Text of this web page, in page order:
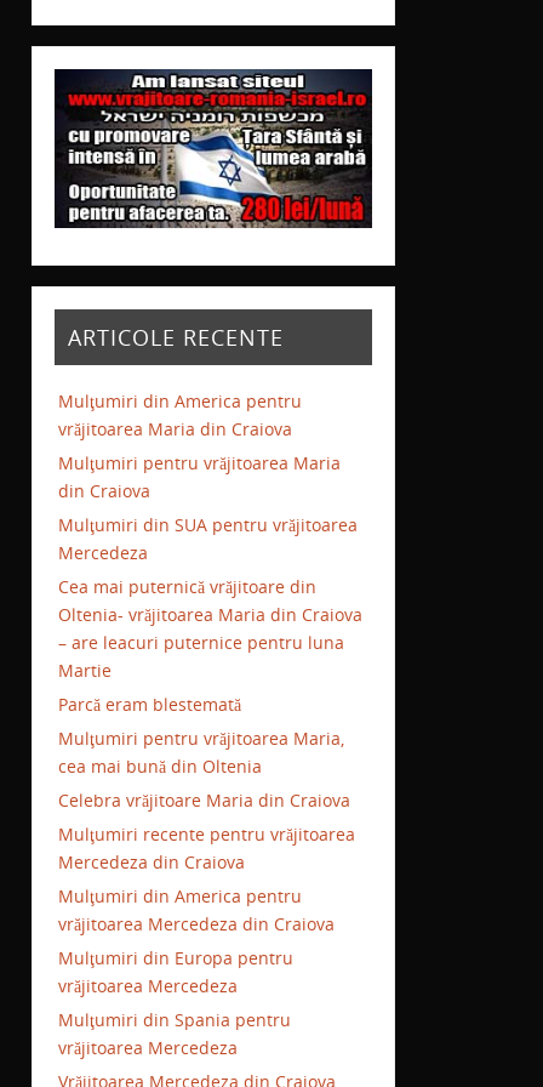
ARTICOLE RECENTE
Mulţumiri din America pentru
vrăjitoarea Maria din Craiova
Mulţumiri pentru vrăjitoarea Maria
din Craiova
Mulţumiri din SUA pentru vrăjitoarea
Mercedeza
Cea mai puternică vrăjitoare din
Oltenia- vrăjitoarea Maria din Craiova
– are leacuri puternice pentru luna
Martie
Parcă eram blestemată
Mulţumiri pentru vrăjitoarea Maria,
cea mai bună din Oltenia
Celebra vrăjitoare Maria din Craiova
Mulţumiri recente pentru vrăjitoarea
Mercedeza din Craiova
Mulţumiri din America pentru
vrăjitoarea Mercedeza din Craiova
Mulţumiri din Europa pentru
vrăjitoarea Mercedeza
Mulţumiri din Spania pentru
vrăjitoarea Mercedeza
Vrăjitoarea Mercedeza din Craiova